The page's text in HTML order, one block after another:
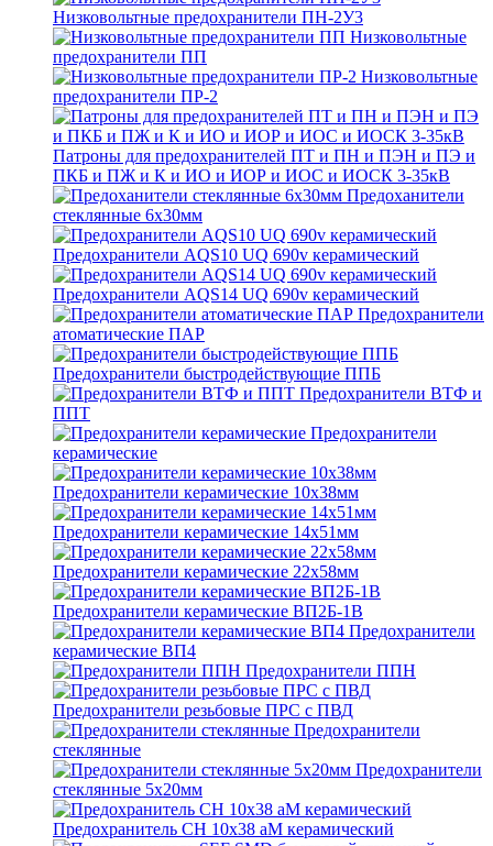
Низковольтные предохранители ПН-2У3
Низковольтные
предохранители ПП
Низковольтные
предохранители ПР-2
Патроны для предохранителей ПТ и ПН и ПЭН и ПЭ и
ПКБ и ПЖ и К и ИО и ИОР и ИОС и ИОСК 3-35кВ
Предоханители
стеклянные 6х30мм
Предохранители AQS10 UQ 690v керамический
Предохранители AQS14 UQ 690v керамический
Предохранители
атоматические ПАР
Предохранители быстродействующие ППБ
Предохранители ВТФ и
ППТ
Предохранители
керамические
Предохранители керамические 10х38мм
Предохранители керамические 14х51мм
Предохранители керамические 22х58мм
Предохранители керамические ВП2Б-1В
Предохранители
керамические ВП4
Предохранители ППН
Предохранители резьбовые ПРС с ПВД
Предохранители
стеклянные
Предохранители
стеклянные 5х20мм
Предохранитель CH 10x38 aM керамический